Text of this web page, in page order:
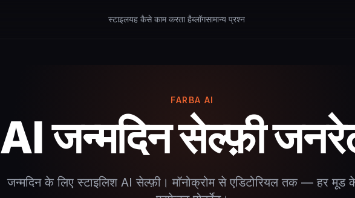
स्टाइलयह कैसे काम करता हैब्लॉगसामान्य प्रश्न
FARBA AI
AI जन्मदिन सेल्फ़ी
जन्मदिन के लिए स्टाइलिश AI सेल्फ़ी। मॉनोक्रोम से एडिटोरियल तक — हर मूड